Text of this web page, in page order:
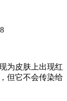
为皮肤上出现红
但它不会传染给